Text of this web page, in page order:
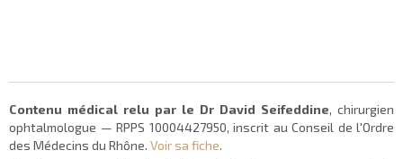
Contenu médical relu par le Dr David Seifeddine, chirurgien
ophtalmologue — RPPS 10004427950, inscrit au Conseil de l'Ordre
des Médecins du Rhône. Voir sa fiche.